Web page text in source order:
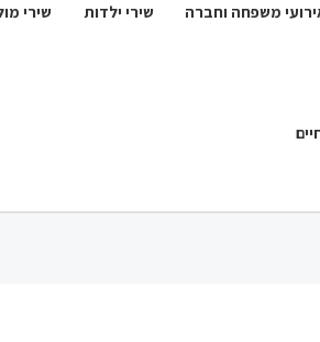
משפחה וחברה שירי ילדות שירי